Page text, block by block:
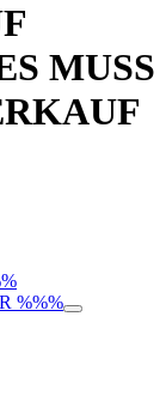
MUSS
%%%